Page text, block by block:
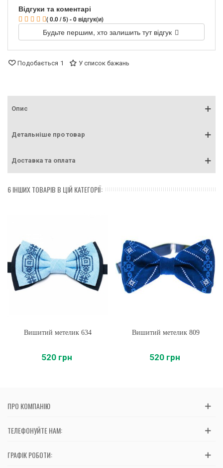
Відгуки та коментарі
( 0.0 / 5) - 0 відгук(и)
Будьте першим, хто залишить тут відгук
Подобається 1 У список бажань
Опис
Детальніше про товар
Доставка та оплата
6 ІНШИХ ТОВАРІВ В ЦІЙ КАТЕГОРІЇ:
Вишитий метелик 634
520 грн
Вишитий метелик 809
520 грн
ПРО КОМПАНІЮ
ТЕЛЕФОНУЙТЕ НАМ:
ГРАФІК РОБОТИ: